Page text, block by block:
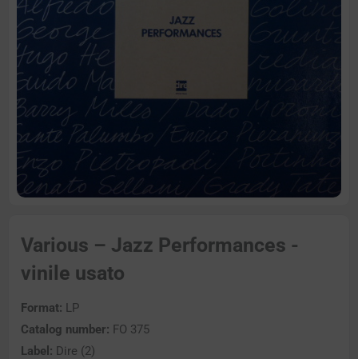
Various – Jazz Performances -
vinile usato
Format: LP
Catalog number: FO 375
Label: Dire (2)